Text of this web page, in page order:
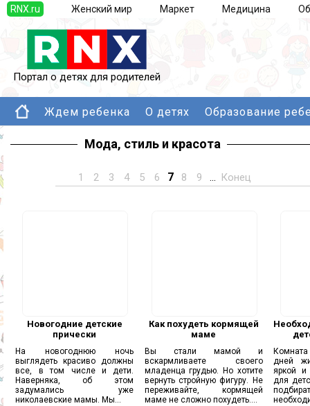
RNX.ru Женский мир Маркет Медицина
Портал о детях для родителей
Ждем ребенка О детях Образование
Мода, стиль и красота
1 2 3 4 5 6 7 8 9 ... Конец
Новогодние детские
прически
На новогоднюю ночь
выглядеть красиво должны
все, в том числе и дети.
Наверняка, об этом
задумались уже
николаевские мамы. Мы...
Как похудеть кормящей
маме
Вы стали мамой и
вскармливаете своего
младенца грудью. Но хотите
вернуть стройную фигуру. Не
переживайте, кормящей
маме не сложно похудеть....
дней
яркой и
для